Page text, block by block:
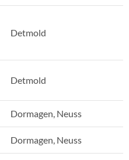
Detmold
Detmold
Dormagen, Neuss
Dormagen, Neuss